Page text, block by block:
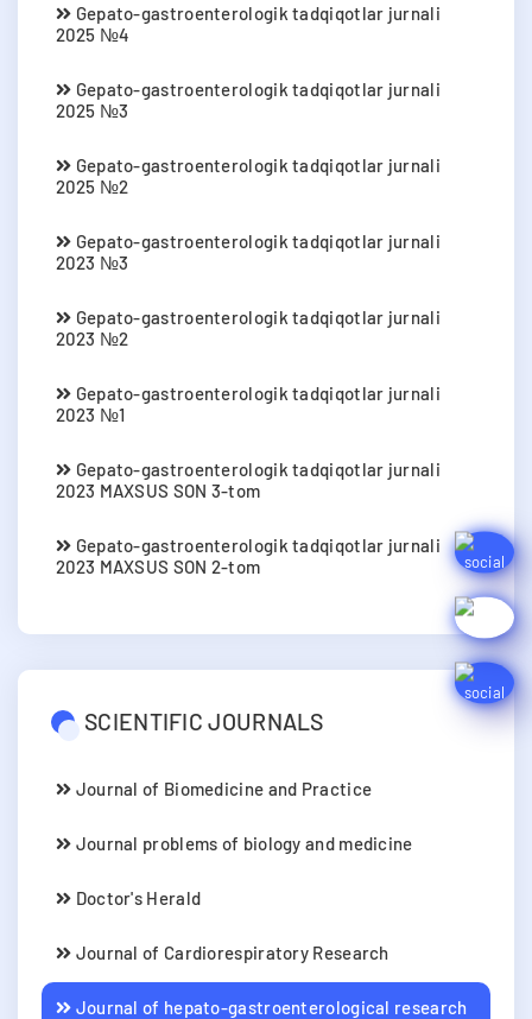
Gepato-gastroenterologik tadqiqotlar jurnali
2025 №4
Gepato-gastroenterologik tadqiqotlar jurnali
2025 №3
Gepato-gastroenterologik tadqiqotlar jurnali
2025 №2
Gepato-gastroenterologik tadqiqotlar jurnali
2023 №3
Gepato-gastroenterologik tadqiqotlar jurnali
2023 №2
Gepato-gastroenterologik tadqiqotlar jurnali
2023 №1
Gepato-gastroenterologik tadqiqotlar jurnali
2023 MAXSUS SON 3-tom
Gepato-gastroenterologik tadqiqotlar jurnali
2023 MAXSUS SON 2-tom
SCIENTIFIC JOURNALS
Journal of Biomedicine and Practice
Journal problems of biology and medicine
Doctor's Herald
Journal of Cardiorespiratory Research
Journal of hepato-gastroenterological research